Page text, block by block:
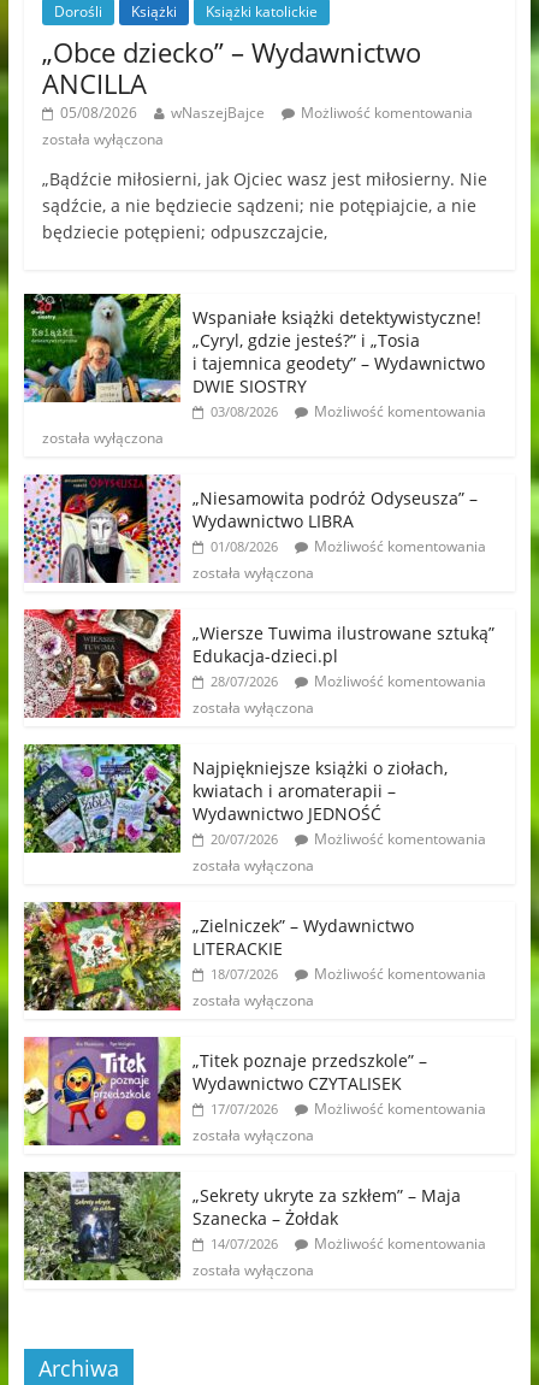
Dorośli Książki Książki katolickie
„Obce dziecko” – Wydawnictwo
ANCILLA
05/08/2026 wNaszejBajce
Możliwość komentowania
została wyłączona
„Bądźcie miłosierni, jak Ojciec wasz jest miłosierny. Nie
sądźcie, a nie będziecie sądzeni; nie potępiajcie, a nie
będziecie potępieni; odpuszczajcie,
Wspaniałe książki detektywistyczne!
„Cyryl, gdzie jesteś?” i „Tosia
i tajemnica geodety” – Wydawnictwo
DWIE SIOSTRY
03/08/2026
Możliwość komentowania
została wyłączona
„Niesamowita podróż Odyseusza” –
Wydawnictwo LIBRA
01/08/2026
Możliwość komentowania
została wyłączona
„Wiersze Tuwima ilustrowane sztuką”
Edukacja-dzieci.pl
28/07/2026
Możliwość komentowania
została wyłączona
Najpiękniejsze książki o ziołach,
kwiatach i aromaterapii –
Wydawnictwo JEDNOŚĆ
20/07/2026
Możliwość komentowania
została wyłączona
„Zielniczek” – Wydawnictwo
LITERACKIE
18/07/2026
Możliwość komentowania
została wyłączona
„Titek poznaje przedszkole” –
Wydawnictwo CZYTALISEK
17/07/2026
Możliwość komentowania
została wyłączona
„Sekrety ukryte za szkłem” – Maja
Szanecka – Żołdak
14/07/2026
Możliwość komentowania
została wyłączona
Archiwa